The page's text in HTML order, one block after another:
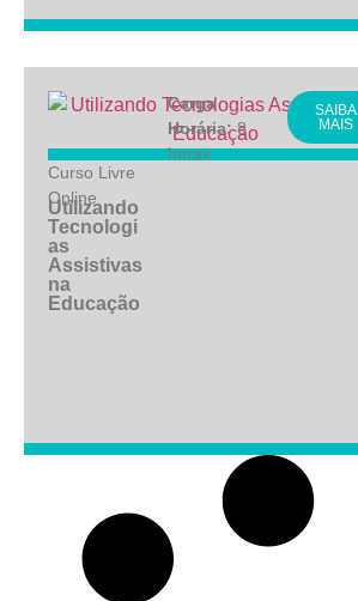
Curso Livre
Online
Utilizando
Tecnologi
as
Assistivas
na
Educação
Carga
Horária:8
horas
SAIBA
MAIS